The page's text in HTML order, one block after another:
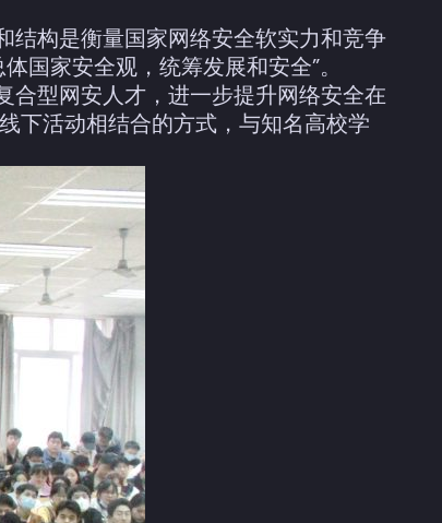
结构是衡量国家网络安全软实力和竞争
国家安全观，统筹发展和安全”。
合型网安人才，进一步提升网络安全在
下活动相结合的方式，与知名高校学